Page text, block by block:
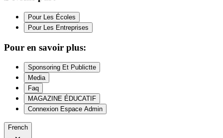
Pour Les Écoles
Pour Les Entreprises
Pour en savoir plus:
Sponsoring Et Publictte
Media
Faq
MAGAZINE ÉDUCATIF
Connexion Espace Admin
French